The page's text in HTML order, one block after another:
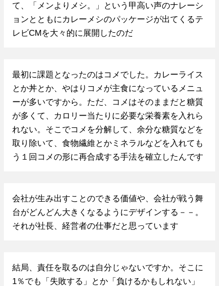
て、「メンよりメシ。」という甲高い声のナレーシ
ョンとともにカレーメシのパッケージが出てくるテ
レビCMを大々的に展開したのだ
最初に課題となったのはコメでした。カレーライス
とか丼とか、やはりコメが主食になっているメニュ
ーが多いですから。ただ、コメはそのままだと糖質
が多くて、カロリー当たりに必要な栄養素を入れら
れない。そこでコメを分解して、余分な糖質などを
取り除いて、食物繊維とかミネラルなどを入れても
う１回コメの形に再合成する手法を確立したんです
会社が生み出すことのできる価値や、会社が戦う舞
台がどんどん大きくなるようにデザインする－－。
それが社長、経営者の仕事だと思っています
結局、責任を取るのは自分じゃないですか。そこに
1％でも「失敗する」とか「負けるかもしれない」